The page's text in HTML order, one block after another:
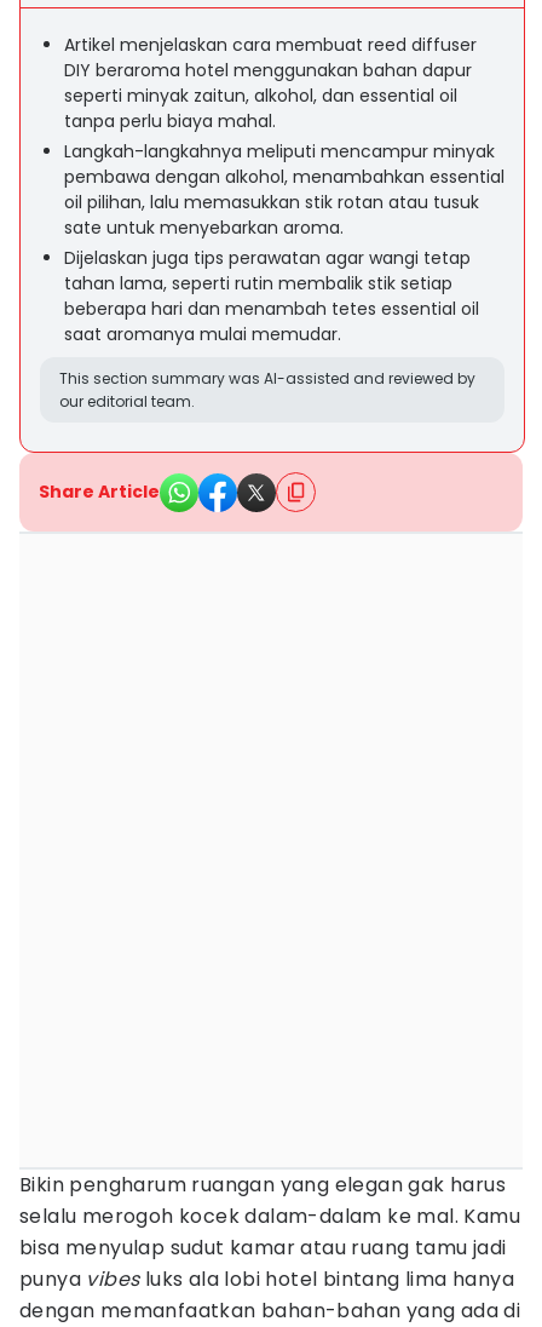
Artikel menjelaskan cara membuat reed diffuser
DIY beraroma hotel menggunakan bahan dapur
seperti minyak zaitun, alkohol, dan essential oil
tanpa perlu biaya mahal.
Langkah-langkahnya meliputi mencampur minyak
pembawa dengan alkohol, menambahkan essential
oil pilihan, lalu memasukkan stik rotan atau tusuk
sate untuk menyebarkan aroma.
Dijelaskan juga tips perawatan agar wangi tetap
tahan lama, seperti rutin membalik stik setiap
beberapa hari dan menambah tetes essential oil
saat aromanya mulai memudar.
This section summary was AI-assisted and reviewed by
our editorial team.
Share Article
Bikin pengharum ruangan yang elegan gak harus
selalu merogoh kocek dalam-dalam ke mal. Kamu
bisa menyulap sudut kamar atau ruang tamu jadi
punya vibesluks ala lobi hotel bintang lima hanya
dengan memanfaatkan bahan-bahan yang ada di